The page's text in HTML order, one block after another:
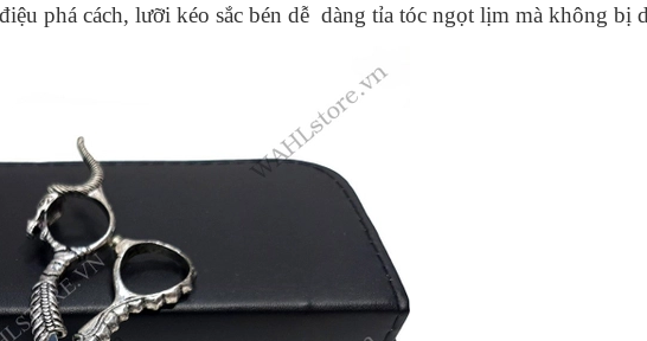
phá cách, lưỡi kéo sắc bén dễ dàng tỉa tóc ngọt lịm mà không bị